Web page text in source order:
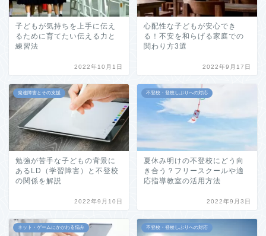
子どもが気持ちを上手に伝え
るために育てたい伝える力と
練習法
2022年10月1日
心配性な子どもが安心でき
る！不安を和らげる家庭での
関わり方3選
2022年9月17日
発達障害とその支援
勉強が苦手な子どもの背景に
あるLD（学習障害）と不登校
の関係を解説
2022年9月10日
不登校・登校しぶりへの対応
夏休み明けの不登校にどう向
き合う？フリースクールや適
応指導教室の活用方法
2022年9月3日
ネット・ゲームにかかわる悩み 不登校・登校しぶりへの対応